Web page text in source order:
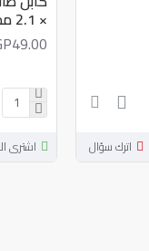
اترك سؤال
× 2.1 مم 5 فولت إلى 12 فولت
اشترى